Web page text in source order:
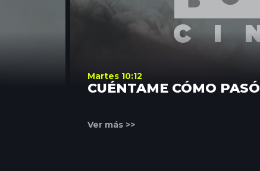
Martes 10:12
CUÉNTAME CÓMO PASÓ
Ver más >>